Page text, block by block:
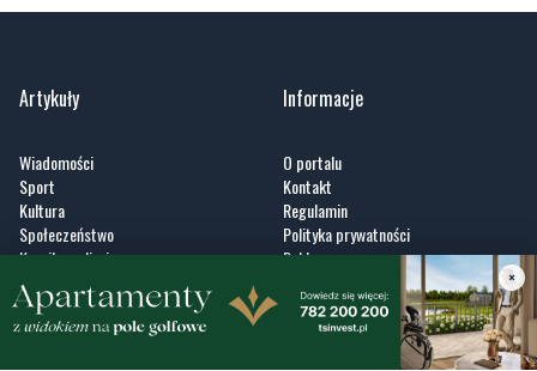
Artykuły
Wiadomości
Sport
Kultura
Społeczeństwo
Kronika policyjna
Informacje
O portalu
Kontakt
Regulamin
Polityka prywatności
Reklama
Zobacz
×